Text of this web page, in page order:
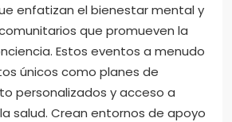
enfatizan el bienestar mental y
que promueven la
Estos eventos a menudo
únicos como planes de
personalizados y acceso a
salud. Crean entornos de apoyo